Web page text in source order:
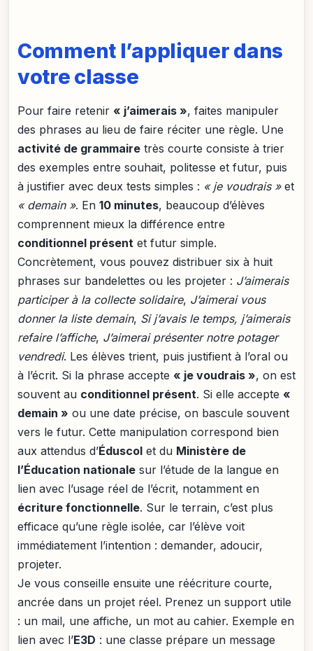
Comment l’appliquer dans
votre classe
Pour faire retenir « j’aimerais », faites manipuler
des phrases au lieu de faire réciter une règle. Une
activité de grammaire très courte consiste à trier
des exemples entre souhait, politesse et futur, puis
à justifier avec deux tests simples : « je voudrais »et
« demain ». En 10 minutes, beaucoup d’élèves
comprennent mieux la différence entre
conditionnel présent et futur simple.
Concrètement, vous pouvez distribuer six à huit
phrases sur bandelettes ou les projeter : J’aimerais
participer à la collecte solidaire, J’aimerai vous
donner la liste demain, Si j’avais le temps, j’aimerais
refaire l’affiche, J’aimerai présenter notre potager
vendredi. Les élèves trient, puis justifient à l’oral ou
à l’écrit. Si la phrase accepte « je voudrais », on est
souvent au conditionnel présent. Si elle accepte «
demain » ou une date précise, on bascule souvent
vers le futur. Cette manipulation correspond bien
aux attendus d’Éduscol et du Ministère de
l’Éducation nationale sur l’étude de la langue en
lien avec l’usage réel de l’écrit, notamment en
écriture fonctionnelle. Sur le terrain, c’est plus
efficace qu’une règle isolée, car l’élève voit
immédiatement l’intention : demander, adoucir,
projeter.
Je vous conseille ensuite une réécriture courte,
ancrée dans un projet réel. Prenez un support utile
: un mail, une affiche, un mot au cahier. Exemple en
lien avec l’E3D : une classe prépare un message